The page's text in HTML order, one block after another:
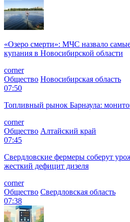
«Озеро смерти»: МЧС назвало
купания в Новосибирской области
corner
Общество Новосибирская область
07:50
Топливный рынок Барнаула:
corner
Общество Алтайский край
07:45
Свердловские фермеры соберут
жесткий дефицит дизеля
corner
Общество Свердловская область
07:38